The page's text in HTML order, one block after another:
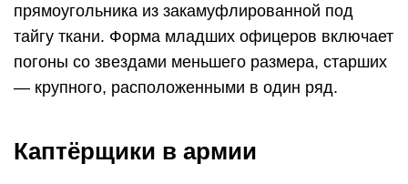
прямоугольника из закамуфлированной под
тайгу ткани. Форма младших офицеров включает
погоны со звездами меньшего размера, старших
— крупного, расположенными в один ряд.
Каптёрщики в армии